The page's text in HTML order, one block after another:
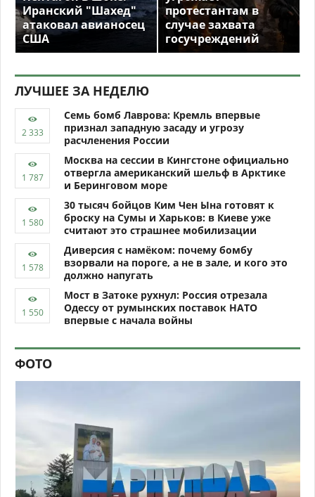
Иранский "Шахед"
атаковал авианосец
США
протестантам в
случае захвата
госучреждений
ЛУЧШЕЕ ЗА НЕДЕЛЮ
Семь бомб Лаврова: Кремль впервые
признал западную засаду и угрозу
расчленения России
Москва на сессии в Кингстоне официально
отвергла американский шельф в Арктике
и Беринговом море
30 тысяч бойцов Ким Чен Ына готовят к
броску на Сумы и Харьков: в Киеве уже
считают это страшнее мобилизации
Диверсия с намёком: почему бомбу
взорвали на пороге, а не в зале, и кого это
должно напугать
Мост в Затоке рухнул: Россия отрезала
Одессу от румынских поставок НАТО
впервые с начала войны
ФОТО